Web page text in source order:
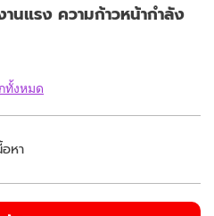
นแรง ความก้าวหน้ากำลัง
ทั้งหมด
หา